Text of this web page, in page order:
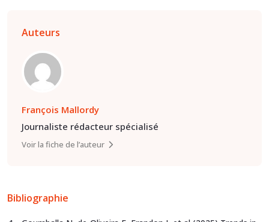
Auteurs
François Mallordy
Journaliste rédacteur spécialisé
Voir la fiche de l’auteur
Bibliographie